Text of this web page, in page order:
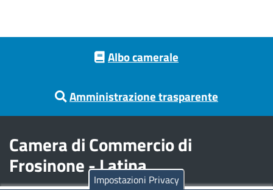
Albo camerale
Amministrazione trasparente
Camera di Commercio di
Frosinone - Latina
Impostazioni Privacy